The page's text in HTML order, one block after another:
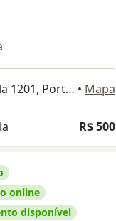
Av. Praia de Belas, 2124 - sala 1201, Porto Alegre • Mapa
R$ 500
online
disponível